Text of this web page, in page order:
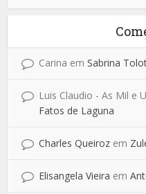
Carina emSabrina
Luis Claudio - As Mil e
Fatos de Laguna
Charles Queiroz em
Elisangela Vieira em